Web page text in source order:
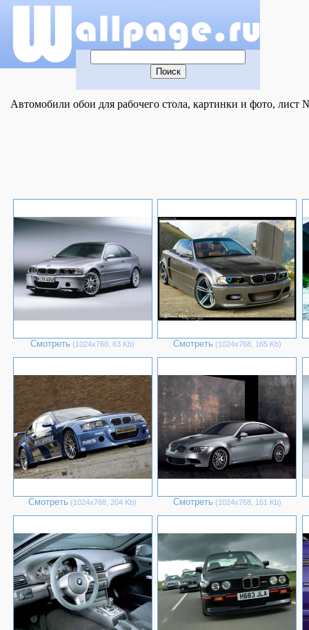
Автомобили обои для рабочего стола, картинки и фото, лист
Смотреть (1024х768, 63 Kb) Смотреть (1024х768, 165 Kb)
Смотреть (1024х768, 204 Kb) Смотреть (1024х768, 161 Kb)